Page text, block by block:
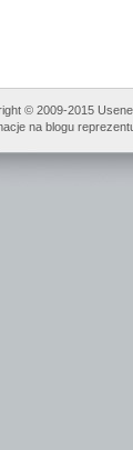
© 2009-2015
na blogu